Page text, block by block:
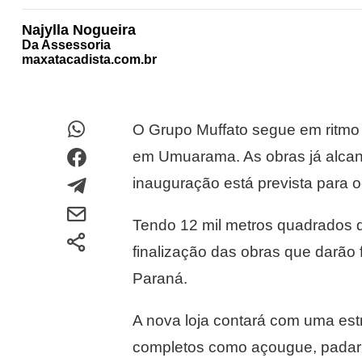
Najylla Nogueira
Da Assessoria
maxatacadista.com.br
O Grupo Muffato segue em
em Umuarama. As obras já
inauguração está prevista para
Tendo 12 mil metros quadrados
finalização das obras que
Paraná.
A nova loja contará com uma
completos como açougue,